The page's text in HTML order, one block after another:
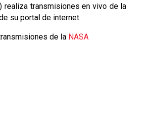
realiza transmisiones en vivo de la
su portal de internet.
de la NASA